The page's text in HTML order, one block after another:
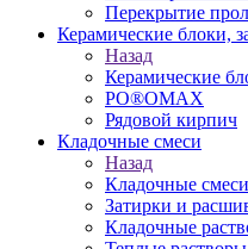
Перекрытие
Керамические блоки,
Назад
Керамические
PO®OMAX
Рядовой кирпич
Кладочные смеси
Назад
Кладочные смеси
Затирки и
Кладочные